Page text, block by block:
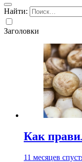
Найти:
Заголовки
Как
11 месяцев